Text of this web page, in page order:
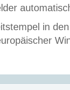
in